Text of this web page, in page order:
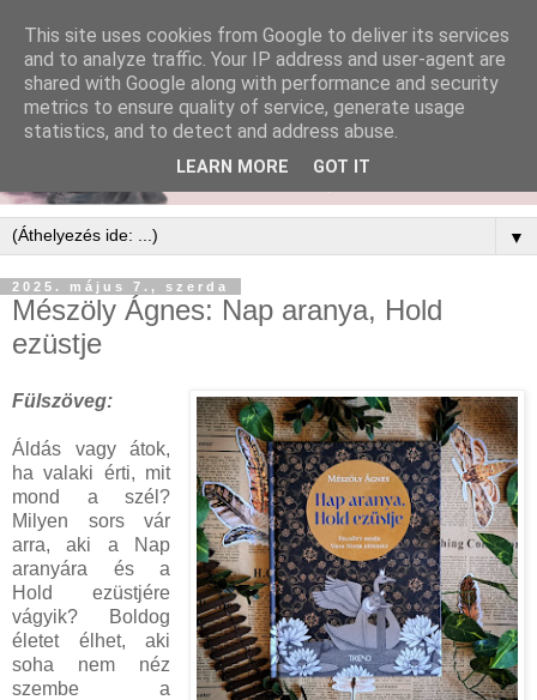
▼
2025. május 7., szerda
Mészöly Ágnes: Nap aranya, Hold
ezüstje
Fülszöveg:
Áldás vagy átok,
ha valaki érti, mit
mond a szél?
Milyen sors vár
arra, aki a Nap
aranyára és a
Hold ezüstjére
vágyik? Boldog
életet élhet, aki
soha nem néz
szembe a
This site uses cookies from Google to deliver its services
and to analyze traffic. Your IP address and user-agent are
shared with Google along with performance and security
metrics to ensure quality of service, generate usage
statistics, and to detect and address abuse.
LEARN MORE GOT IT